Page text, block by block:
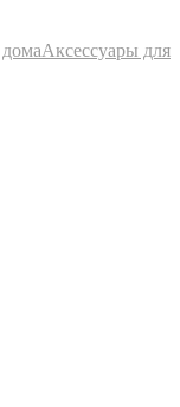
Аксессуары для